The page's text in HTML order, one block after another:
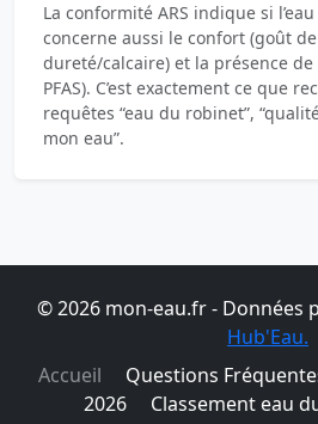
La conformité ARS indique si
concerne aussi le confort (goût
dureté/calcaire) et la présence
PFAS). C’est exactement ce que
requêtes “eau du robinet”, “qualité
mon eau”.
© 2026 mon-eau.fr - Données
Hub'Eau.
Accueil
Questions
2026
Classement eau